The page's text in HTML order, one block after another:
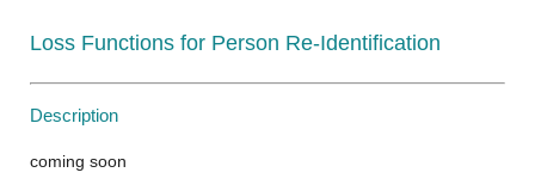
Loss Functions for Person Re-Identification
Description
coming soon